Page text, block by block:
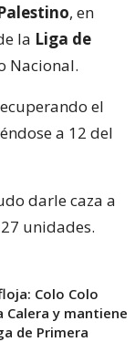
, en
la Liga de
Nacional.
el
a 12 del
darle caza a
unidades.
Colo Colo
y mantiene
de Primera